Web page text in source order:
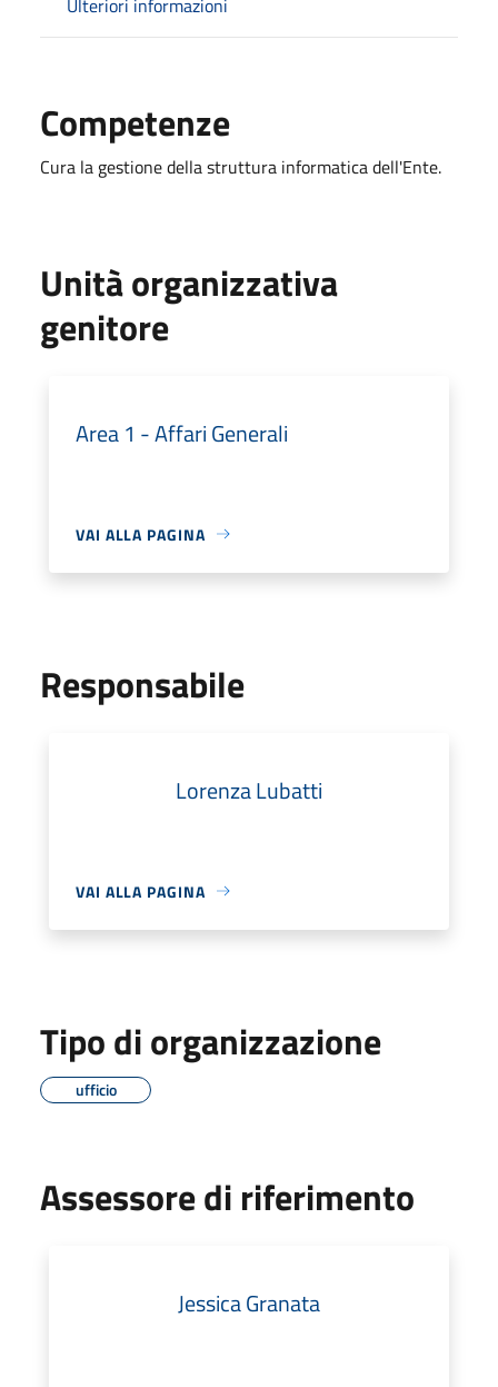
Competenze
Cura la gestione della struttura informatica dell'Ente.
Unità organizzativa
genitore
Area 1 - Affari Generali
VAI ALLA PAGINA
Responsabile
Lorenza Lubatti
VAI ALLA PAGINA
Tipo di organizzazione
ufficio
Assessore di riferimento
Jessica Granata